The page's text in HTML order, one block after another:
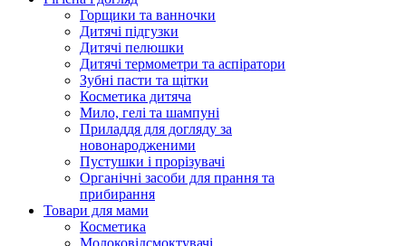
Горщики та ванночки
Дитячі підгузки
Дитячі пелюшки
Дитячі термометри та аспіратори
Зубні пасти та щітки
Косметика дитяча
Мило, гелі та шампуні
Приладдя для догляду за
новонародженими
Пустушки і прорізувачі
Органічні засоби для прання та
прибирання
Товари для мами
Косметика
Молоковідсмоктувачі